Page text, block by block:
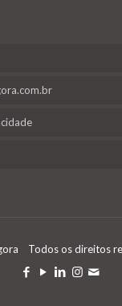
Todos os direitos